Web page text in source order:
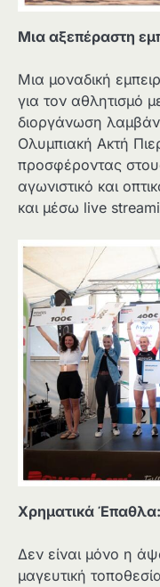
Μια αξεπέραστη
Μια μοναδική
για τον αθλητισμό
διοργάνωση
Ολυμπιακή Ακτή
προσφέροντας
αγωνιστικό και
και μέσω live
Χρηματικά Έπαθλα:
Δεν είναι μόνο η
μαγευτική